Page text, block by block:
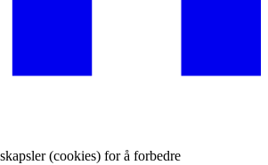
(cookies) for å forbedre